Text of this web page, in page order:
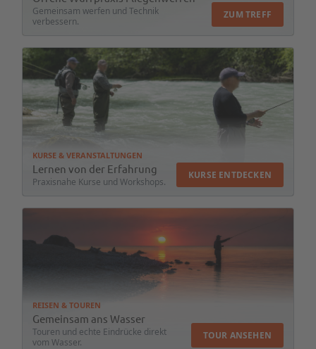
Gemeinsam werfen und Technik
verbessern.
ZUM TREFF
KURSE & VERANSTALTUNGEN
Lernen von der Erfahrung
Praxisnahe Kurse und Workshops.
KURSE ENTDECKEN
REISEN & TOUREN
Gemeinsam ans Wasser
Touren und echte Eindrücke direkt
vom Wasser.
TOUR ANSEHEN